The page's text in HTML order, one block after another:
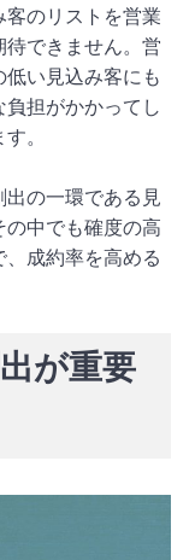
客のリストを営業
できません。営
い見込み客にも
担がかかってし
。
出の一環である見
中でも確度の高
成約率を高める
が重要